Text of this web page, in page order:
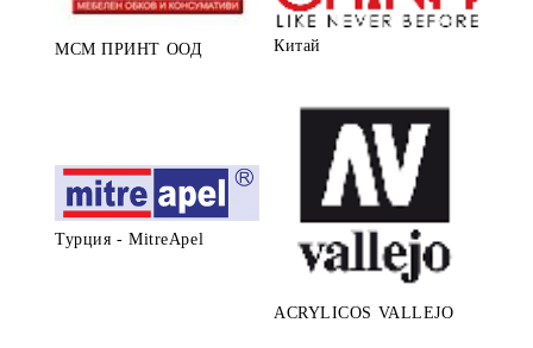
МСМ ПРИНТ ООД Китай
Турция - MitreApel
ACRYLICOS VALLEJO